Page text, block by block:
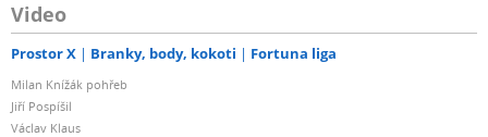
Video
Prostor X Branky, body, kokoti Fortuna liga
Milan Knížák pohřeb
Jiří Pospíšil
Václav Klaus